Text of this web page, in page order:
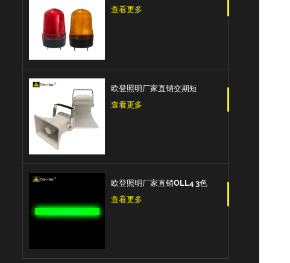
黄/蓝 信号灯闪亮爆闪的信号
查看更多
欧登照明厂家直销交期短
DOLSPK CAN/RS485/IO型
查看更多
欧登照明厂家直销OLL4 3色
Led三色信号条型灯
查看更多